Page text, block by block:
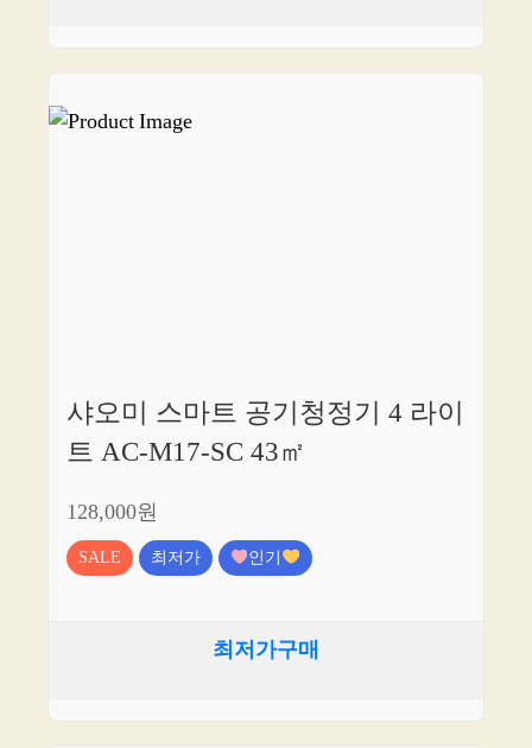
샤오미 스마트 공기청정기 4 라이
트 AC-M17-SC 43㎡
128,000원
SALE 최저가 인기
최저가구매